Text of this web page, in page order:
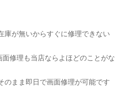
庫が無いからすぐに修理できない
修理も当店ならよほどのことがな
のまま即日で画面修理が可能です